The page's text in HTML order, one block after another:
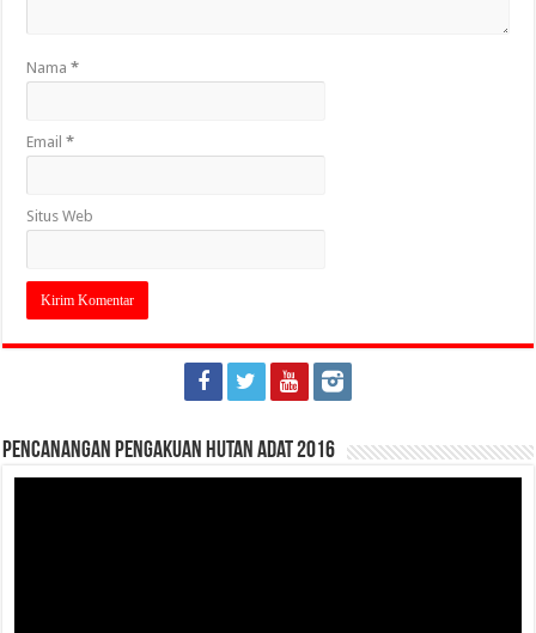
Nama*
Email*
Situs Web
Pencanangan Pengakuan Hutan Adat 2016